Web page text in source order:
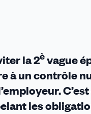
la 2èvague
à un contrôle
les